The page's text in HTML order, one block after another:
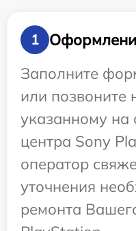
1
Заполните
или позвоните
указанному на
центра Sony
оператор
уточнения
ремонта